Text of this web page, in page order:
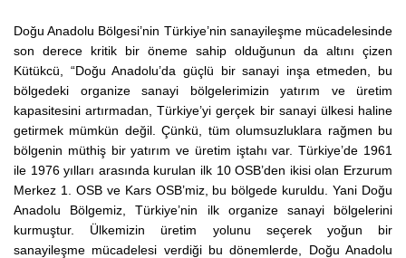
Doğu Anadolu Bölgesi’nin Türkiye’nin sanayileşme mücadelesinde
son derece kritik bir öneme sahip olduğunun da altını çizen
Kütükcü, “Doğu Anadolu’da güçlü bir sanayi inşa etmeden, bu
bölgedeki organize sanayi bölgelerimizin yatırım ve üretim
kapasitesini artırmadan, Türkiye’yi gerçek bir sanayi ülkesi haline
getirmek mümkün değil. Çünkü, tüm olumsuzluklara rağmen bu
bölgenin müthiş bir yatırım ve üretim iştahı var. Türkiye’de 1961
ile 1976 yılları arasında kurulan ilk 10 OSB’den ikisi olan Erzurum
Merkez 1. OSB ve Kars OSB’miz, bu bölgede kuruldu. Yani Doğu
Anadolu Bölgemiz, Türkiye’nin ilk organize sanayi bölgelerini
kurmuştur. Ülkemizin üretim yolunu seçerek yoğun bir
sanayileşme mücadelesi verdiği bu dönemlerde, Doğu Anadolu